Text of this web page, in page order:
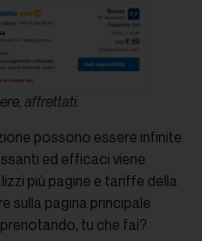
affrettati.
possono essere infinite
ed efficaci viene
più pagine e tariffe della
sulla pagina principale
prenotando, tu che fai?